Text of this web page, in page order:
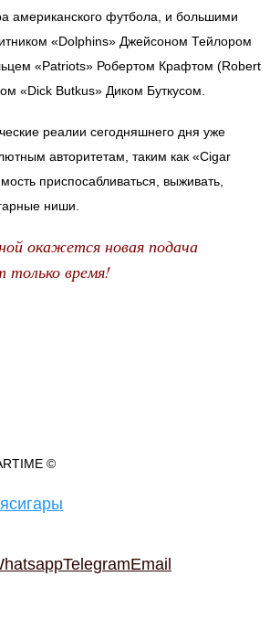
американского футбола, и большими
«Dolphins» Джейсоном Тейлором
«Patriots» Робертом Крафтом (Robert
«Dick Butkus» Диком Буткусом.
реалии сегодняшнего дня уже
авторитетам, таким как «Cigar
приспосабливаться, выживать,
ниши.
окажется новая подача
время!
©
сигары
TelegramEmail